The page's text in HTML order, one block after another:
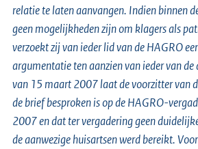
relatie te laten aanvangen. Indien binnen
geen mogelijkheden zijn om klagers als
verzoekt zij van ieder lid van de HAGRO
argumentatie ten aanzien van ieder van
van 15 maart 2007 laat de voorzitter van
de brief besproken is op de HAGRO-
2007 en dat ter vergadering geen
de aanwezige huisartsen werd bereikt.